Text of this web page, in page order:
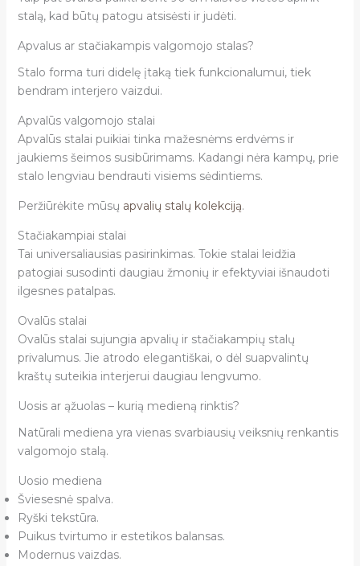
stalą, kad būtų patogu atsisėsti ir judėti.
Apvalus ar stačiakampis valgomojo stalas?
Stalo forma turi didelę įtaką tiek funkcionalumui, tiek
bendram interjero vaizdui.
Apvalūs valgomojo stalai
Apvalūs stalai puikiai tinka mažesnėms erdvėms ir
jaukiems šeimos susibūrimams. Kadangi nėra kampų, prie
stalo lengviau bendrauti visiems sėdintiems.
Peržiūrėkite mūsų apvalių stalų kolekciją.
Stačiakampiai stalai
Tai universaliausias pasirinkimas. Tokie stalai leidžia
patogiai susodinti daugiau žmonių ir efektyviai išnaudoti
ilgesnes patalpas.
Ovalūs stalai
Ovalūs stalai sujungia apvalių ir stačiakampių stalų
privalumus. Jie atrodo elegantiškai, o dėl suapvalintų
kraštų suteikia interjerui daugiau lengvumo.
Uosis ar ąžuolas – kurią medieną rinktis?
Natūrali mediena yra vienas svarbiausių veiksnių renkantis
valgomojo stalą.
Uosio mediena
Šviesesnė spalva.
Ryški tekstūra.
Puikus tvirtumo ir estetikos balansas.
Modernus vaizdas.